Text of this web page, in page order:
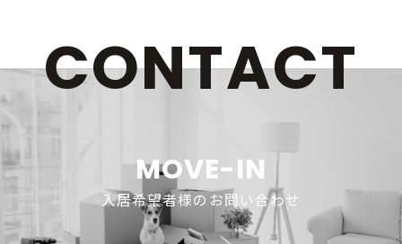
CONTACT
MOVE-IN
入居希望者様のお問い合わせ